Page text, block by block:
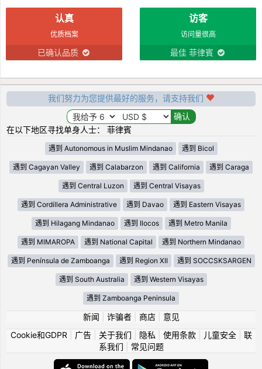
认真
优质档案
已确认品质
访客
访问量很高
最佳 菲律賓
我们努力为您提供最好的服务，请支持我们
在以下地区寻找单身人士： 菲律賓
遇到 Autonomous in Muslim Mindanao 遇到 Bicol
遇到 Cagayan Valley 遇到 Calabarzon 遇到 California 遇到 Caraga
遇到 Central Luzon 遇到 Central Visayas
遇到 Cordillera Administrative 遇到 Davao 遇到 Eastern Visayas
遇到 Hilagang Mindanao 遇到 Ilocos 遇到 Metro Manila
遇到 MIMAROPA 遇到 National Capital 遇到 Northern Mindanao
遇到 Península de Zamboanga 遇到 Region XII 遇到 SOCCSKSARGEN
遇到 South Australia 遇到 Western Visayas
遇到 Zamboanga Peninsula
新闻 诈骗者| 商店| 意见
Cookie和GDPR
广告| 关于我们 隐私 使用条款| 儿童安全| 联
系我们
常见问题